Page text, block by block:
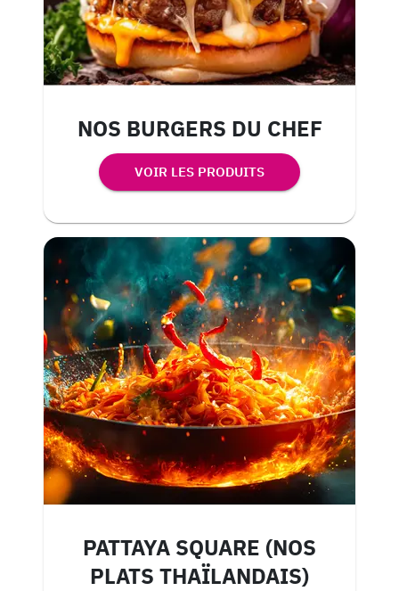
NOS BURGERS DU CHEF
VOIR LES PRODUITS
PATTAYA SQUARE (NOS
PLATS THAÏLANDAIS)